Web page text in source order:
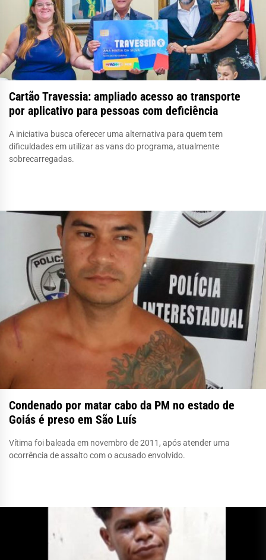
Cartão Travessia: ampliado acesso ao transporte
por aplicativo para pessoas com deficiência
A iniciativa busca oferecer uma alternativa para quem tem
dificuldades em utilizar as vans do programa, atualmente
sobrecarregadas.
Condenado por matar cabo da PM no estado de
Goiás é preso em São Luís
Vítima foi baleada em novembro de 2011, após atender uma
ocorrência de assalto com o acusado envolvido.